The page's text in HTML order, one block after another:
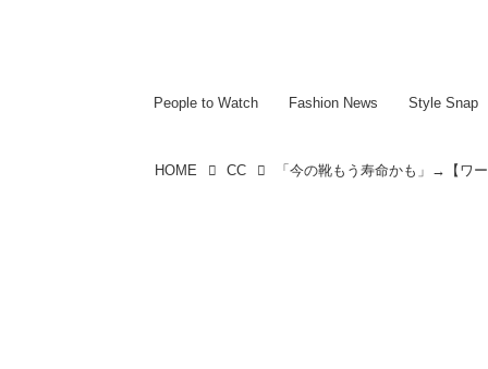
People to Watch Fashion News Style Snap
HOME CC